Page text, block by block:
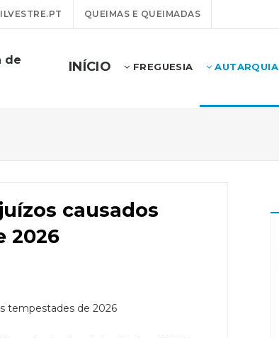
QUEIMAS E QUEIMADAS
de
INÍCIO FREGUESIA AUTARQUIA
causados
2026